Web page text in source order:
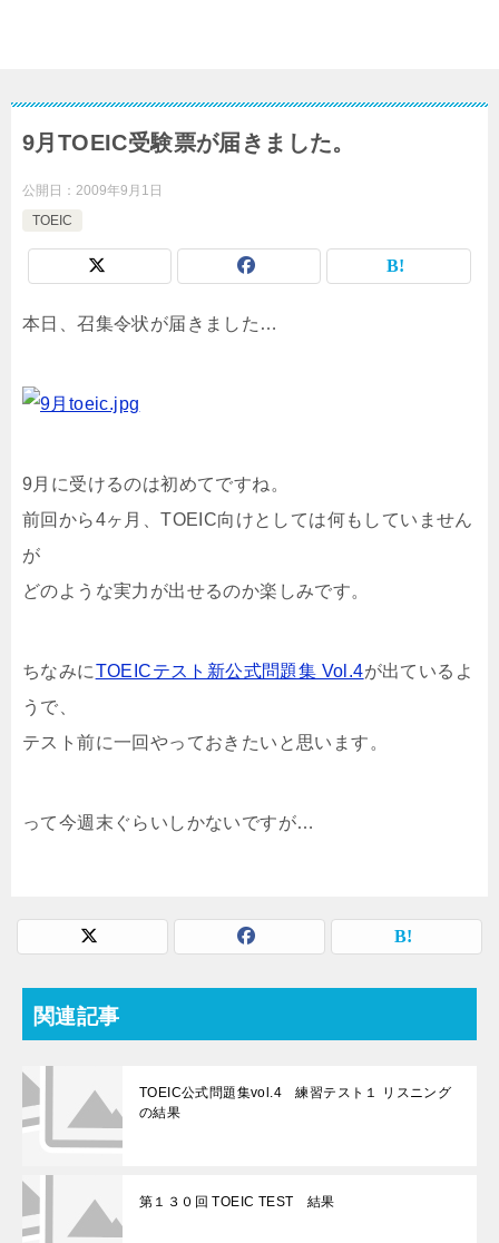
9月TOEIC受験票が届きました。
公開日： 2009年9月1日
TOEIC
本日、召集令状が届きました…
9月に受けるのは初めてですね。
前回から4ヶ月、TOEIC向けとしては何もしていません
が
どのような実力が出せるのか楽しみです。
ちなみにTOEICテスト新公式問題集 Vol.4が出ているよ
うで、
テスト前に一回やっておきたいと思います。
って今週末ぐらいしかないですが…
関連記事
TOEIC公式問題集vol.4 練習テスト１ リスニング
の結果
第１３０回 TOEIC TEST 結果